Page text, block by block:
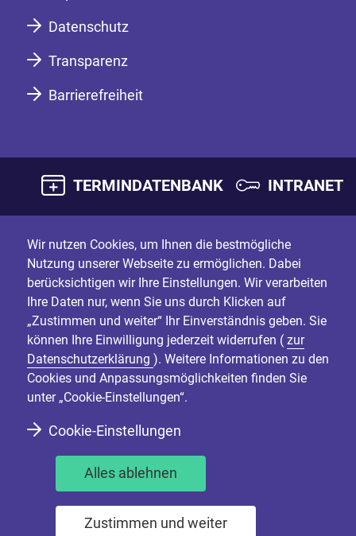
Datenschutz
Transparenz
Barrierefreiheit
TERMINDATENBANK INTRANET
Wir nutzen Cookies, um Ihnen die bestmögliche
Nutzung unserer Webseite zu ermöglichen. Dabei
berücksichtigen wir Ihre Einstellungen. Wir verarbeiten
Ihre Daten nur, wenn Sie uns durch Klicken auf
„Zustimmen und weiter“ Ihr Einverständnis geben. Sie
können Ihre Einwilligung jederzeit widerrufen ( zur
Datenschutzerklärung ). Weitere Informationen zu den
Cookies und Anpassungsmöglichkeiten finden Sie
unter „Cookie-Einstellungen“.
Cookie-Einstellungen
Alles ablehnen
Zustimmen und weiter